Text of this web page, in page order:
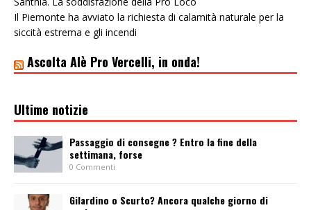
Il Piemonte ha avviato la richiesta di calamità naturale per la
siccità estrema e gli incendi
Ascolta Alè Pro Vercelli, in onda!
Ultime notizie
Passaggio di consegne ? Entro la fine della
settimana, forse
0 Commenti
Gilardino o Scurto? Ancora qualche giorno di